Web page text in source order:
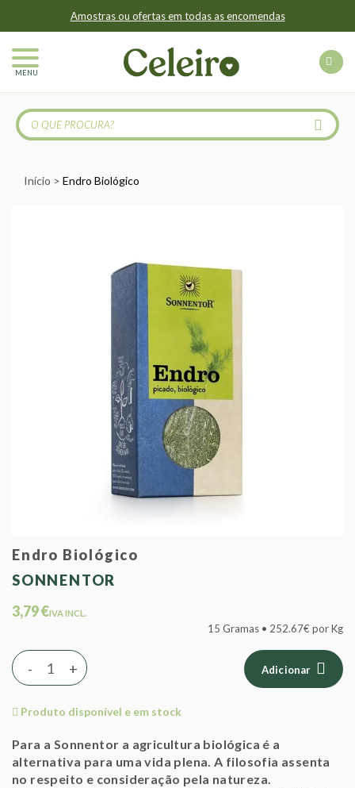
Amostras ou ofertas em todas as encomendas
MENU
Início Endro Biológico
Endro Biológico
SONNENTOR
3,79 €IVA INCL.
15 Gramas • 252.67€ por Kg
+
- Adicionar
Produto disponível e em stock
Para a Sonnentor a agricultura biológica é a
alternativa para uma vida plena. A filosofia assenta
no respeito e consideração pela natureza.